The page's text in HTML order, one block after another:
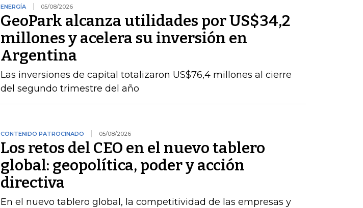
ENERGÍA 05/08/2026
GeoPark alcanza utilidades por US$34,2
millones y acelera su inversión en
Argentina
Las inversiones de capital totalizaron US$76,4 millones al cierre
del segundo trimestre del año
CONTENIDO PATROCINADO 05/08/2026
Los retos del CEO en el nuevo tablero
global: geopolítica, poder y acción
directiva
En el nuevo tablero global, la competitividad de las empresas y